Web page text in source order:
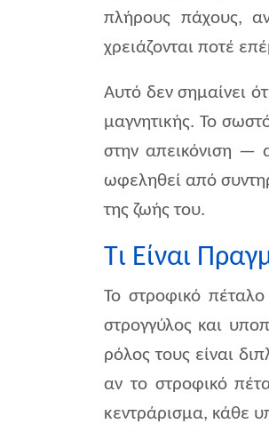
πλήρους πάχους,
χρειάζονται ποτέ
Αυτό δεν σημαίνει
μαγνητικής. Το
στην απεικόνιση —
ωφεληθεί από
της ζωής του.
Τι Είναι
Το στροφικό
στρογγύλος και
ρόλος τους είναι
αν το στροφικό
κεντράρισμα, κάθε